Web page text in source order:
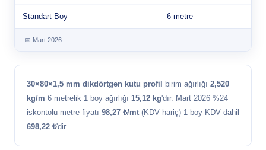
Standart Boy 6 metre
📅 Mart 2026
30×80×1,5 mm dikdörtgen kutu profil birim ağırlığı 2,520
kg/m 6 metrelik 1 boy ağırlığı 15,12 kg'dır. Mart 2026 %24
iskontolu metre fiyatı 98,27 ₺/mt (KDV hariç) 1 boy KDV dahil
698,22 ₺'dir.